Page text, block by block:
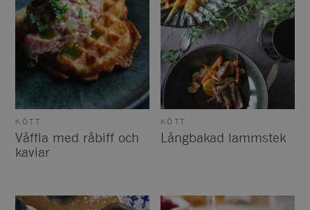
KÖTT
Våffla med råbiff och
kaviar
KÖTT
Långbakad lammstek